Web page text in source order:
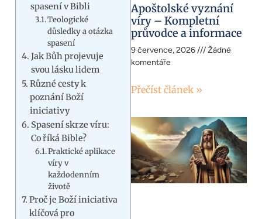
spasení v Bibli
Teologické
důsledky a otázka
spasení
Jak Bůh projevuje
svou lásku lidem
Různé cesty k
poznání Boží
iniciativy
Spasení skrze víru:
Co říká Bible?
Praktické aplikace
víry v
každodenním
životě
Proč je Boží iniciativa
klíčová pro
Apoštolské vyznání
víry – Kompletní
průvodce a informace
9 července, 2026
Žádné
komentáře
Přečíst článek »